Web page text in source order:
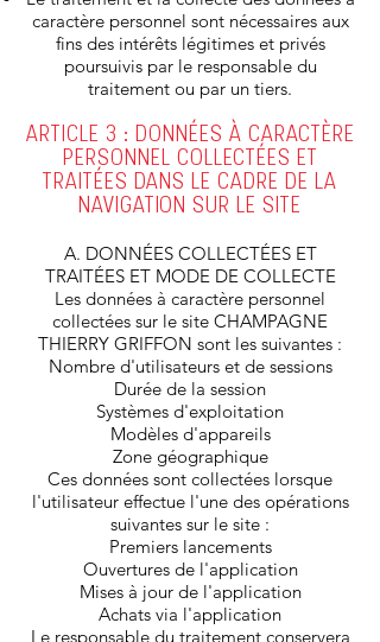
caractère personnel sont nécessaires aux
fins des intérêts légitimes et privés
poursuivis par le responsable du
traitement ou par un tiers.
ARTICLE 3 : DONNÉES À CARACTÈRE
PERSONNEL COLLECTÉES ET
TRAITÉES DANS LE CADRE DE LA
NAVIGATION SUR LE SITE
A. DONNÉES COLLECTÉES ET
TRAITÉES ET MODE DE COLLECTE
Les données à caractère personnel
collectées sur le site CHAMPAGNE
THIERRY GRIFFON sont les suivantes :
Nombre d'utilisateurs et de sessions
Durée de la session
Systèmes d'exploitation
Modèles d'appareils
Zone géographique
Ces données sont collectées lorsque
l'utilisateur effectue l'une des opérations
suivantes sur le site :
Premiers lancements
Ouvertures de l'application
Mises à jour de l'application
Achats via l'application
Le responsable du traitement conservera